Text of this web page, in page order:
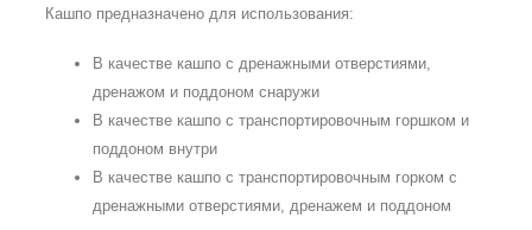
Кашпо предназначено для использования:
В качестве кашпо с дренажными отверстиями,
дренажом и поддоном снаружи
В качестве кашпо с транспортировочным горшком и
поддоном внутри
В качестве кашпо с транспортировочным горком с
дренажными отверстиями, дренажем и поддоном